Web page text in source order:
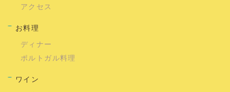
アクセス
お料理
ディナー
ポルトガル料理
ワイン